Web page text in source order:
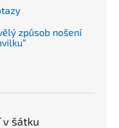
způsob nošení
v šátku